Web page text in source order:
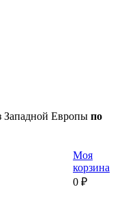
Западной Европы по
Моя
корзина
0 ₽